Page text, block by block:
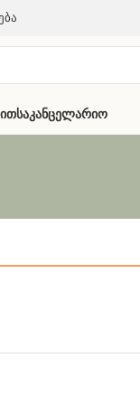
Საკანცელარიო